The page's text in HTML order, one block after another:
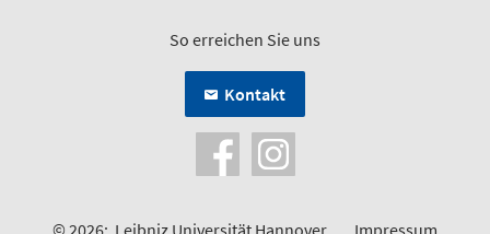
So erreichen Sie uns
Kontakt
© 2026: Leibniz Universität Hannover Impressum